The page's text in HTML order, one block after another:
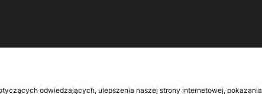
odwiedzających, ulepszenia naszej strony internetowej, pokazania